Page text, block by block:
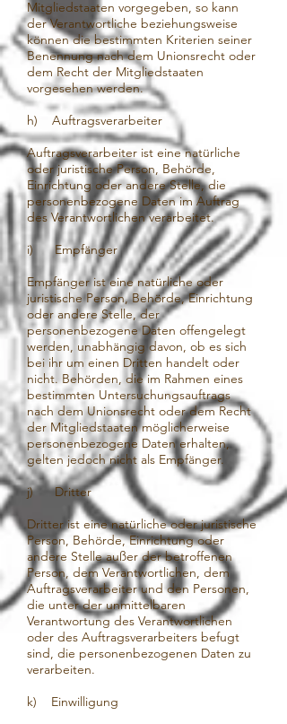
Mitgliedstaaten vorgegeben, so kann
der Verantwortliche beziehungsweise
können die bestimmten Kriterien seiner
Benennung nach dem Unionsrecht oder
dem Recht der Mitgliedstaaten
vorgesehen werden.
h) Auftragsverarbeiter
Auftragsverarbeiter ist eine natürliche
oder juristische Person, Behörde,
Einrichtung oder andere Stelle, die
personenbezogene Daten im Auftrag
des Verantwortlichen verarbeitet.
i) Empfänger
Empfänger ist eine natürliche oder
juristische Person, Behörde, Einrichtung
oder andere Stelle, der
personenbezogene Daten offengelegt
werden, unabhängig davon, ob es sich
bei ihr um einen Dritten handelt oder
nicht. Behörden, die im Rahmen eines
bestimmten Untersuchungsauftrags
nach dem Unionsrecht oder dem Recht
der Mitgliedstaaten möglicherweise
personenbezogene Daten erhalten,
gelten jedoch nicht als Empfänger.
j) Dritter
Dritter ist eine natürliche oder juristische
Person, Behörde, Einrichtung oder
andere Stelle außer der betroffenen
Person, dem Verantwortlichen, dem
Auftragsverarbeiter und den Personen,
die unter der unmittelbaren
Verantwortung des Verantwortlichen
oder des Auftragsverarbeiters befugt
sind, die personenbezogenen Daten zu
verarbeiten.
k) Einwilligung